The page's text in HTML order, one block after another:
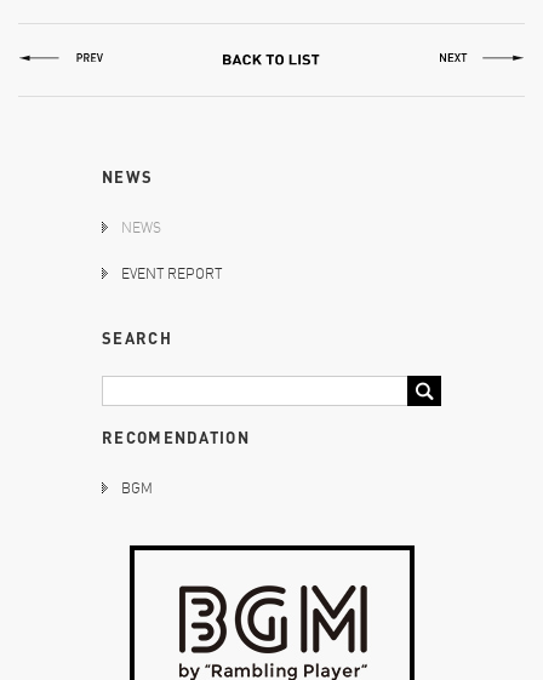
NEWS
NEWS
EVENT REPORT
SEARCH
RECOMENDATION
BGM